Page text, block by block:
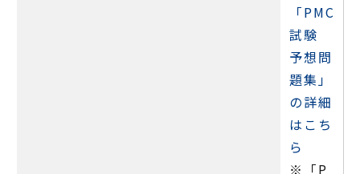
「PMC
試験
予想問
題集」
の詳細
はこち
ら
※「P